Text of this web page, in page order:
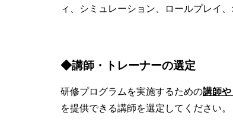
ィ、シミュレーション、ロールプレイ
◆講師・トレーナーの選定
研修プログラムを実施するための講師
を提供できる講師を選定してください。